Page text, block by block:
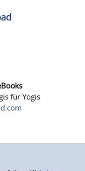
für Yogis